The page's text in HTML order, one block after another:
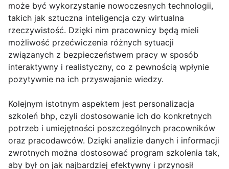
może być wykorzystanie nowoczesnych technologii,
takich jak sztuczna inteligencja czy wirtualna
rzeczywistość. Dzięki nim pracownicy będą mieli
możliwość przećwiczenia różnych sytuacji
związanych z bezpieczeństwem pracy w sposób
interaktywny i realistyczny, co z pewnością wpłynie
pozytywnie na ich przyswajanie wiedzy.
Kolejnym istotnym aspektem jest personalizacja
szkoleń bhp, czyli dostosowanie ich do konkretnych
potrzeb i umiejętności poszczególnych pracowników
oraz pracodawców. Dzięki analizie danych i informacji
zwrotnych można dostosować program szkolenia tak,
aby był on jak najbardziej efektywny i przynosił